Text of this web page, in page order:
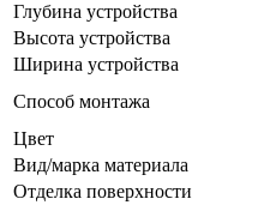
Глубина устройства
Высота устройства
Ширина устройства
Способ монтажа
Цвет
Вид/марка материала
Отделка поверхности